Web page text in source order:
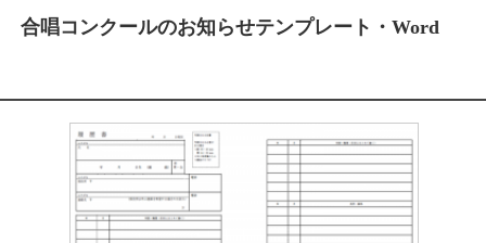
合唱コンクールのお知らせテンプレート・Word